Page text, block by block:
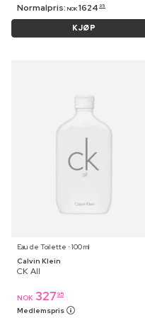
Normalpris: NOK 1624 95
KJØP
Eau de Toilette ⋅ 100 ml
Calvin Klein
CK All
NOK 327 95
Medlemspris